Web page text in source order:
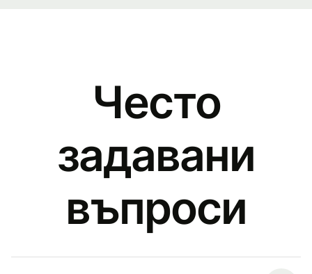
Често
задавани
въпроси